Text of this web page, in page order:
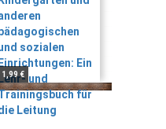
Einrichtungen:
Ein Lehr- und
Trainingsbuch
für die Leitung
1,99 €